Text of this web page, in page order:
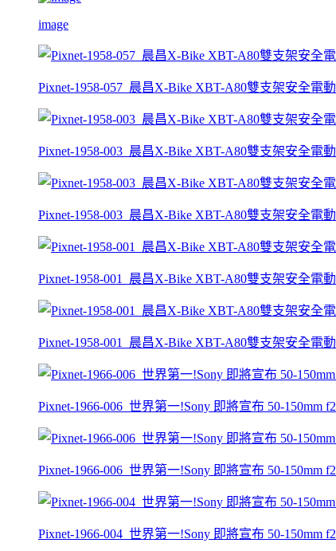
image
Pixnet-1958-057_晨昌X-Bike XBT-A80雙支架安全電
Pixnet-1958-003_晨昌X-Bike XBT-A80雙支架安全電
Pixnet-1958-003_晨昌X-Bike XBT-A80雙支架安全電
Pixnet-1958-001_晨昌X-Bike XBT-A80雙支架安全電
Pixnet-1958-001_晨昌X-Bike XBT-A80雙支架安全電
Pixnet-1966-006_世界第一!Sony 即將宣布 50-150mm
Pixnet-1966-006_世界第一!Sony 即將宣布 50-150mm
Pixnet-1966-004_世界第一!Sony 即將宣布 50-150mm